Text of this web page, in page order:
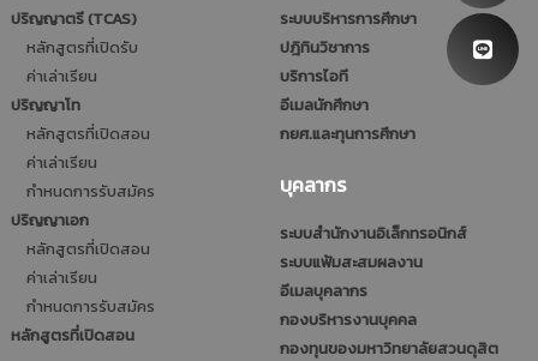
ปริญญาตรี (TCAS)
หลักสูตรที่เปิดรับ
ค่าเล่าเรียน
ปริญญาโท
หลักสูตรที่เปิดสอน
ค่าเล่าเรียน
กำหนดการรับสมัคร
ปริญญาเอก
หลักสูตรที่เปิดสอน
ค่าเล่าเรียน
กำหนดการรับสมัคร
หลักสูตรที่เปิดสอน
ระบบบริหารการศึกษา
ปฎิทินวิชาการ
บริการไอที
อีเมลนักศึกษา
กยศ.และทุนการศึกษา
บุคลากร
ระบบสำนักงานอิเล็กทรอนิกส์
ระบบแฟ้มสะสมผลงาน
อีเมลบุคลากร
กองบริหารงานบุคคล
กองทุนของมหาวิทยาลัยสวนดุสิต